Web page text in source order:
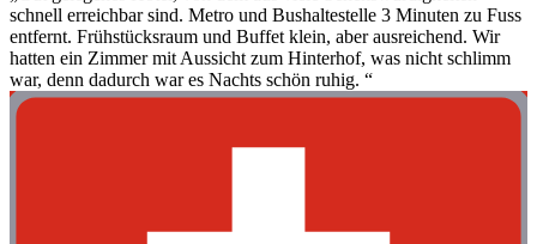
schnell erreichbar sind. Metro und Bushaltestelle 3 Minuten zu Fuss
entfernt. Frühstücksraum und Buffet klein, aber ausreichend. Wir
hatten ein Zimmer mit Aussicht zum Hinterhof, was nicht schlimm
war, denn dadurch war es Nachts schön ruhig. “